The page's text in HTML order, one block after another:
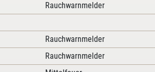
Rauchwarnmelder
Rauchwarnmelder
Rauchwarnmelder